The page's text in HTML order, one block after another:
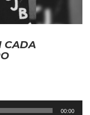
CADA
00:00